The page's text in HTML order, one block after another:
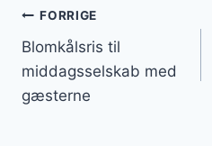
FORRIGE
Blomkålsris til
middagsselskab med
gæsterne